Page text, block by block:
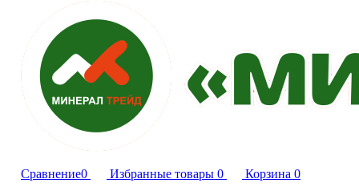
Сравнение0 Избранные товары 0 Корзина 0